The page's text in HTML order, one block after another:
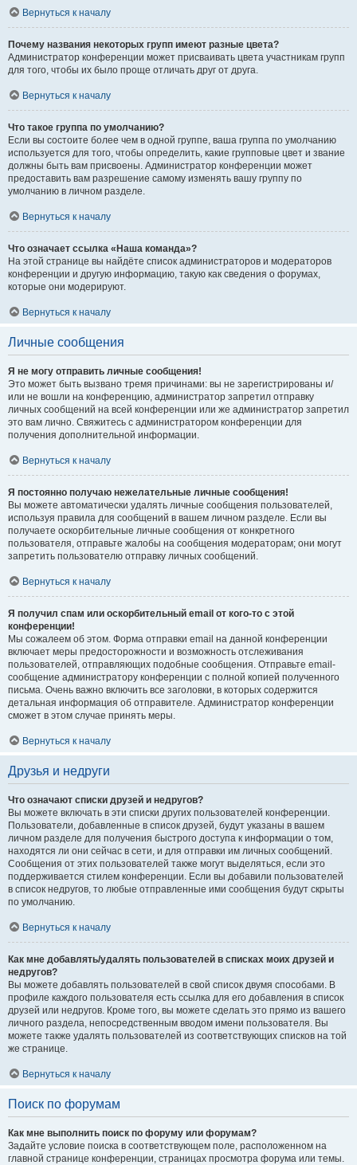
Вернуться к началу
Почему названия некоторых групп имеют разные цвета?
Администратор конференции может присваивать цвета участникам групп
для того, чтобы их было проще отличать друг от друга.
Вернуться к началу
Что такое группа по умолчанию?
Если вы состоите более чем в одной группе, ваша группа по умолчанию
используется для того, чтобы определить, какие групповые цвет и звание
должны быть вам присвоены. Администратор конференции может
предоставить вам разрешение самому изменять вашу группу по
умолчанию в личном разделе.
Вернуться к началу
Что означает ссылка «Наша команда»?
На этой странице вы найдёте список администраторов и модераторов
конференции и другую информацию, такую как сведения о форумах,
которые они модерируют.
Вернуться к началу
Личные сообщения
Я не могу отправить личные сообщения!
Это может быть вызвано тремя причинами: вы не зарегистрированы и/
или не вошли на конференцию, администратор запретил отправку
личных сообщений на всей конференции или же администратор запретил
это вам лично. Свяжитесь с администратором конференции для
получения дополнительной информации.
Вернуться к началу
Я постоянно получаю нежелательные личные сообщения!
Вы можете автоматически удалять личные сообщения пользователей,
используя правила для сообщений в вашем личном разделе. Если вы
получаете оскорбительные личные сообщения от конкретного
пользователя, отправьте жалобы на сообщения модераторам; они могут
запретить пользователю отправку личных сообщений.
Вернуться к началу
Я получил спам или оскорбительный email от кого-то с этой
конференции!
Мы сожалеем об этом. Форма отправки email на данной конференции
включает меры предосторожности и возможность отслеживания
пользователей, отправляющих подобные сообщения. Отправьте email-
сообщение администратору конференции с полной копией полученного
письма. Очень важно включить все заголовки, в которых содержится
детальная информация об отправителе. Администратор конференции
сможет в этом случае принять меры.
Вернуться к началу
Друзья и недруги
Что означают списки друзей и недругов?
Вы можете включать в эти списки других пользователей конференции.
Пользователи, добавленные в список друзей, будут указаны в вашем
личном разделе для получения быстрого доступа к информации о том,
находятся ли они сейчас в сети, и для отправки им личных сообщений.
Сообщения от этих пользователей также могут выделяться, если это
поддерживается стилем конференции. Если вы добавили пользователей
в список недругов, то любые отправленные ими сообщения будут скрыты
по умолчанию.
Вернуться к началу
Как мне добавлять/удалять пользователей в списках моих друзей и
недругов?
Вы можете добавлять пользователей в свой список двумя способами. В
профиле каждого пользователя есть ссылка для его добавления в список
друзей или недругов. Кроме того, вы можете сделать это прямо из вашего
личного раздела, непосредственным вводом имени пользователя. Вы
можете также удалять пользователей из соответствующих списков на той
же странице.
Вернуться к началу
Поиск по форумам
Как мне выполнить поиск по форуму или форумам?
Задайте условие поиска в соответствующем поле, расположенном на
главной странице конференции, страницах просмотра форума или темы.